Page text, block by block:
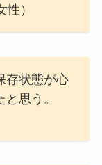
）
存状態が心
思う。